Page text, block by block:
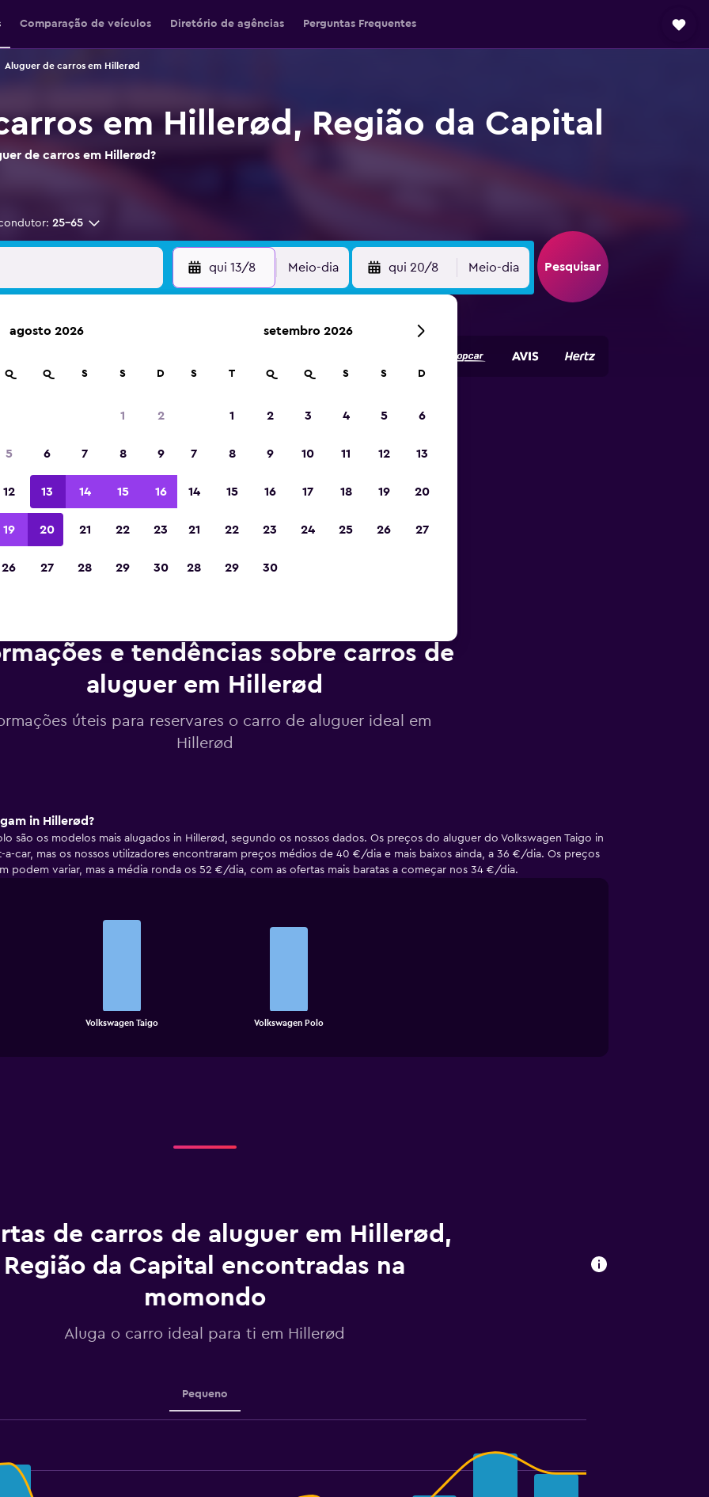
Comparação de veículos Diretório de agências Perguntas Frequentes
Aluguer de carros em Hillerød
em Hillerød, Região da Capital
de carros em Hillerød?
25-65
qui 13/8 Meio-dia qui 20/8 Meio-dia Pesquisar
de 2023
e tendências sobre carros de
aluguer em Hillerød
úteis para reservares o carro de aluguer ideal em
Hillerød
in Hillerød?
são os modelos mais alugados in Hillerød, segundo os nossos dados. Os preços do aluguer do Volkswagen Taigo in
car, mas os nossos utilizadores encontraram preços médios de 40 €/dia e mais baixos ainda, a 36 €/dia. Os preços
podem variar, mas a média ronda os 52 €/dia, com as ofertas mais baratas a começar nos 34 €/dia.
Y
axis
displaying
values.
Volkswagen Taigo Volkswagen Polo
de carros de aluguer em Hillerød,
Região da Capital encontradas na
momondo
Aluga o carro ideal para ti em Hillerød
Pequeno
agosto 2026
Q Q S S D
1 2
5 6 7 8 9
12 13 14 15 16
19 20 21 22 23
26 27 28 29 30
setembro 2026
S T Q Q S S D
1 2 3 4 5 6
7 8 9 10 11 12 13
14 15 16 17 18 19 20
21 22 23 24 25 26 27
28 29 30